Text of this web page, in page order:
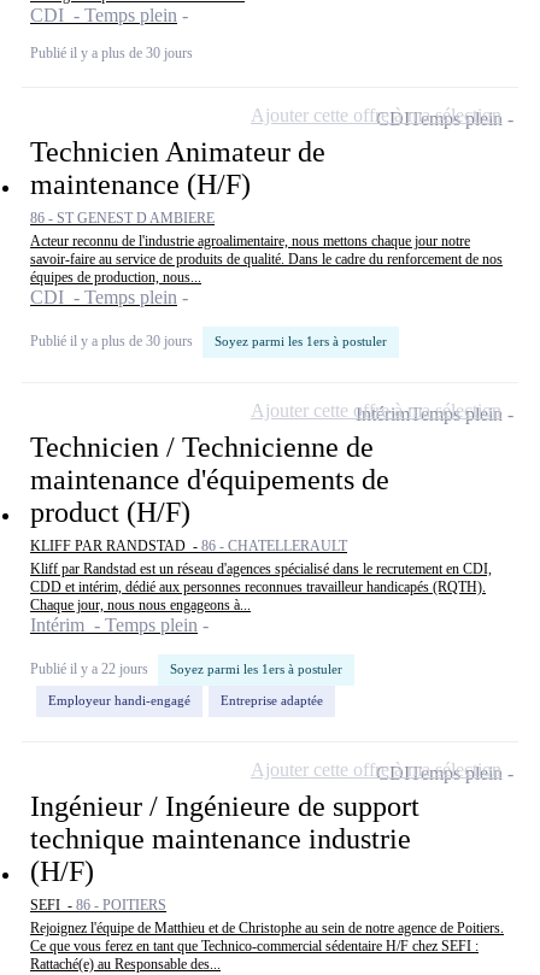
CDI - Temps plein
Publié il y a plus de 30 jours
Technicien Animateur de
maintenance (H/F)
86 - ST GENEST D AMBIERE
Acteur reconnu de l'industrie agroalimentaire, nous mettons chaque jour notre
savoir-faire au service de produits de qualité. Dans le cadre du renforcement de nos
équipes de production, nous...
CDI - Temps plein
Publié il y a plus de 30 jours Soyez parmi les 1ers à postuler
CDITemps plein
Ajouter cette offre à ma sélection
Technicien / Technicienne de
maintenance d'équipements de
product (H/F)
KLIFF PAR RANDSTAD - 86 - CHATELLERAULT
Kliff par Randstad est un réseau d'agences spécialisé dans le recrutement en CDI,
CDD et intérim, dédié aux personnes reconnues travailleur handicapés (RQTH).
Chaque jour, nous nous engageons à...
Intérim - Temps plein
Publié il y a 22 jours Soyez parmi les 1ers à postuler
Employeur handi-engagé Entreprise adaptée
IntérimTemps plein
Ajouter cette offre à ma sélection
Ingénieur / Ingénieure de support
technique maintenance industrie
(H/F)
SEFI - 86 - POITIERS
Rejoignez l'équipe de Matthieu et de Christophe au sein de notre agence de Poitiers.
Ce que vous ferez en tant que Technico-commercial sédentaire H/F chez SEFI :
Rattaché(e) au Responsable des...
CDITemps plein
Ajouter cette offre à ma sélection